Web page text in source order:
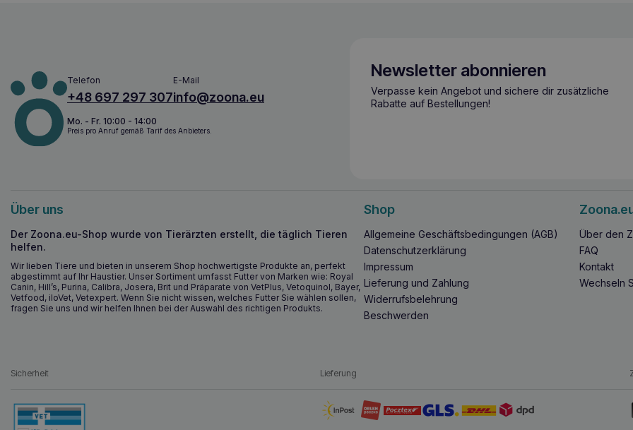
Telefon
+48 697 297 307
E-Mail
info@zoona.eu
Mo. - Fr. 10:00 - 14:00
Preis pro Anruf gemäß Tarif des Anbieters.
Newsletter abonnieren
Verpasse kein Angebot und sichere dir zusätzliche
Rabatte auf Bestellungen!
Über uns
Der Zoona.eu-Shop wurde von Tierärzten erstellt, die täglich Tieren
helfen.
Wir lieben Tiere und bieten in unserem Shop hochwertigste Produkte an, perfekt
abgestimmt auf Ihr Haustier. Unser Sortiment umfasst Futter von Marken wie: Royal
Canin, Hill’s, Purina, Calibra, Josera, Brit und Präparate von VetPlus, Vetoquinol, Bayer,
Vetfood, iloVet, Vetexpert. Wenn Sie nicht wissen, welches Futter Sie wählen sollen,
fragen Sie uns und wir helfen Ihnen bei der Auswahl des richtigen Produkts.
Shop
Allgemeine Geschäftsbedingungen (AGB)
Datenschutzerklärung
Impressum
Lieferung und Zahlung
Widerrufsbelehrung
Beschwerden
Über den
FAQ
Kontakt
Wechseln
Sicherheit Lieferung